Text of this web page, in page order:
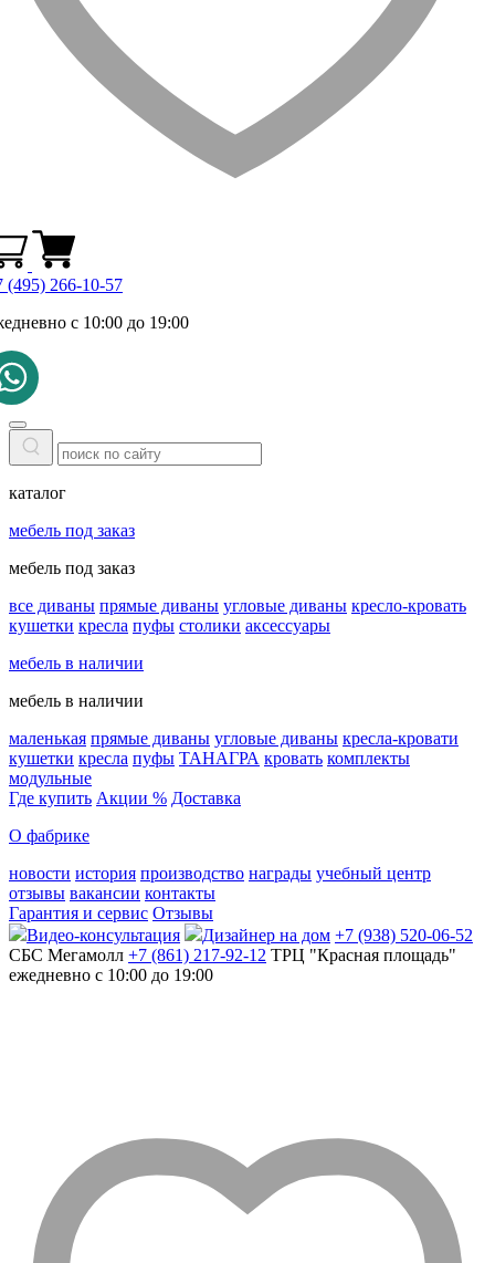
(495) 266-10-57
с 10:00 до 19:00
каталог
мебель под заказ
мебель под заказ
все диваны прямые диваны угловые диваны кресло-кровать
кушетки кресла пуфы столики аксессуары
мебель в наличии
мебель в наличии
маленькая прямые диваны угловые диваны кресла-кровати
кушетки кресла пуфы ТАНАГРА кровать комплекты
модульные
Где купить Акции % Доставка
О фабрике
новости история производство награды учебный центр
отзывы вакансии контакты
Гарантия и сервис Отзывы
Видео-консультация
Дизайнер на дом +7 (938) 520-06-52
СБС Мегамолл +7 (861) 217-92-12 ТРЦ "Красная площадь"
ежедневно с 10:00 до 19:00